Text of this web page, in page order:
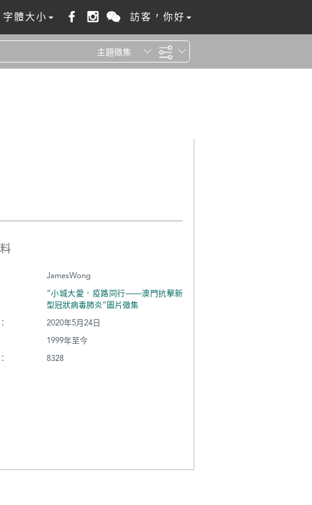
字體大小 訪客，你好
主題徵集
JamesWong
“小城大愛．疫路同行——澳門抗擊新
型冠狀病毒肺炎”圖片徵集
2020年5月24日
1999年至今
8328